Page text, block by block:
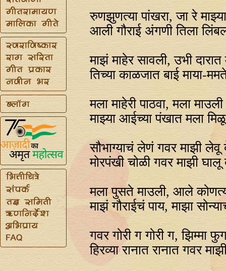
रुणझुणत्या पांखरा, जा रे माझ्या
आली गौराई अंगणी तिला
माझं माहेर सावली, उभी दारात
तिच्या काळजात बाई माया-
मला माहेरी पाठवा, मला
माझ्या आईच्या पंखात मला
सौभाग्याचं लेणं गवर माझी लेवू
मोरपंखी चोळी गवर माझी घालू
मला पुसते माउली, आले
माझं गौराईचं पाय, माझा
गवर गोरी ग गोरी ग, झिम्मा
हिरव्या रानात रानात गवर